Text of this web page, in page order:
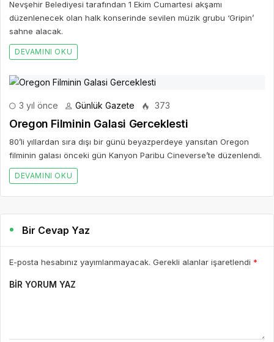
Nevşehir Belediyesi tarafından 1 Ekim Cumartesi akşamı
düzenlenecek olan halk konserinde sevilen müzik grubu ‘Gripin’
sahne alacak.
DEVAMINI OKU
3 yıl önce Günlük Gazete 373
Oregon Filminin Galasi Gerceklesti
80’li yıllardan sıra dışı bir günü beyazperdeye yansıtan Oregon
filminin galası önceki gün Kanyon Paribu Cineverse’te düzenlendi.
DEVAMINI OKU
Bir Cevap Yaz
E-posta hesabınız yayımlanmayacak. Gerekli alanlar işaretlendi *
BIR YORUM YAZ